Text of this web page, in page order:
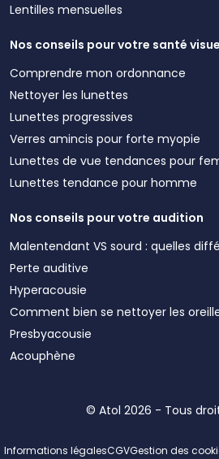
Lentilles mensuelles
Nos conseils pour votre santé
Comprendre mon ordonnance
Nettoyer les lunettes
Lunettes progressives
Verres amincis pour forte myopie
Lunettes de vue tendances pour
Lunettes tendance pour homme
Nos conseils pour votre audition
Malentendant VS sourd : quelles
Perte auditive
Hyperacousie
Comment bien se nettoyer les
Presbyacousie
Acouphène
© Atol 2026 - Tous
Informations légalesCGVGestion des